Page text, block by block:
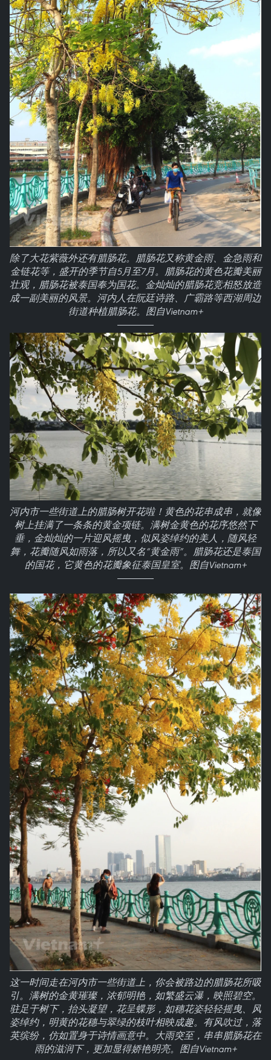
除了大花紫薇外还有腊肠花。腊肠花又称黄金雨、金急雨和
金链花等，盛开的季节自5月至7月。腊肠花的黄色花瓣美丽
壮观，腊肠花被泰国奉为国花。金灿灿的腊肠花竞相怒放造
成一副美丽的风景。河内人在阮廷诗路、广霸路等西湖周边
街道种植腊肠花。图自Vietnam+
河内市一些街道上的腊肠树开花啦！黄色的花串成串，就像
树上挂满了一条条的黄金项链。满树金黄色的花序悠然下
垂，金灿灿的一片迎风摇曳，似风姿绰约的美人，随风轻
舞，花瓣随风如雨落，所以又名“黄金雨”。腊肠花还是泰国
的国花，它黄色的花瓣象征泰国皇室。图自Vietnam+
这一时间走在河内市一些街道上，你会被路边的腊肠花所吸
引。满树的金黄璀璨，浓郁明艳，如繁盛云瀑，映照碧空。
驻足于树下，抬头凝望，花呈蝶形，如穗花姿轻轻摇曳、风
姿绰约，明黄的花穗与翠绿的枝叶相映成趣。有风吹过，落
英缤纷，仿如置身于诗情画意中。大雨突至，串串腊肠花在
雨的滋润下，更加显得娇艳明亮。图自Vietnam+